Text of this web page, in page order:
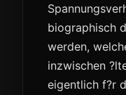
biographisch
werden,
inzwischen
eigentlich f?r